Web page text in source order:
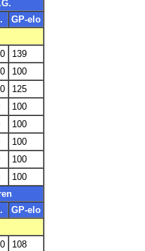
GP-elo
139
100
125
100
100
100
100
100
GP-elo
108